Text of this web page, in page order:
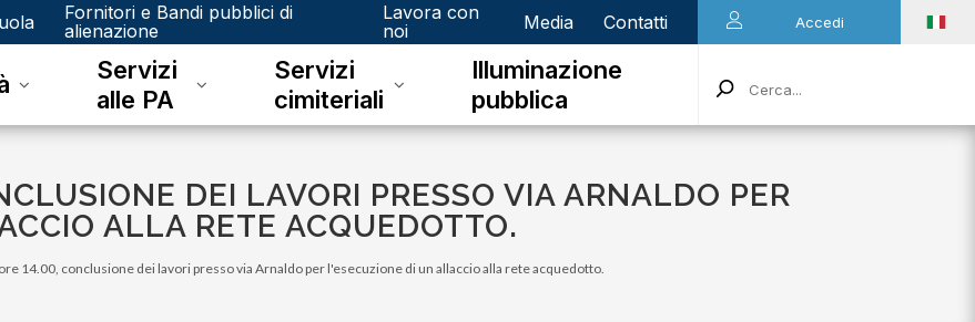
Fornitori e Bandi pubblici di
alienazione
Lavora con
noi
Media Contatti Accedi
Servizi
alle PA
Servizi
cimiteriali
Illuminazione
pubblica
DEI LAVORI PRESSO VIA ARNALDO PER
ALLA RETE ACQUEDOTTO.
14.00, conclusione dei lavori presso via Arnaldo per l'esecuzione di un allaccio alla rete acquedotto.